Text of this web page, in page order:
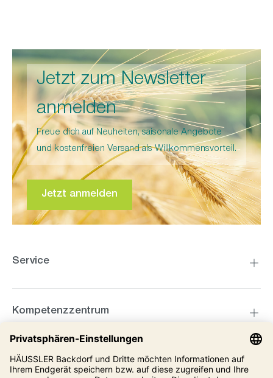
Jetzt zum Newsletter
anmelden
Freue dich auf Neuheiten, saisonale Angebote
und kostenfreien Versand als Willkommensvorteil.
Jetzt anmelden
Service
Kompetenzzentrum
Informationen